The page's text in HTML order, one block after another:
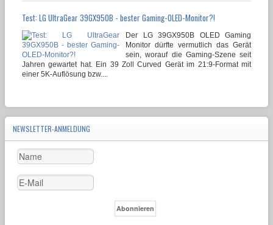
Test: LG UltraGear 39GX950B - bester Gaming-OLED-Monitor?!
Der LG 39GX950B OLED Gaming
Monitor dürfte vermutlich das Gerät
sein, worauf die Gaming-Szene seit
Jahren gewartet hat. Ein 39 Zoll Curved Gerät im 21:9-Format mit
einer 5K-Auflösung bzw....
NEWSLETTER-ANMELDUNG